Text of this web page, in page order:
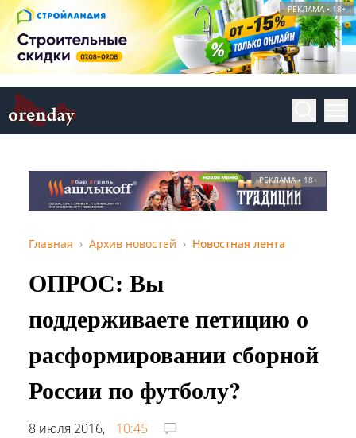
РЕКЛАМА • 18+
РЕКЛАМА • 18+
Главная Архив новостей Новостная лента
ОПРОС: Вы
поддерживаете петицию о
расформировании сборной
России по футболу?
8 июля 2016, 10:45